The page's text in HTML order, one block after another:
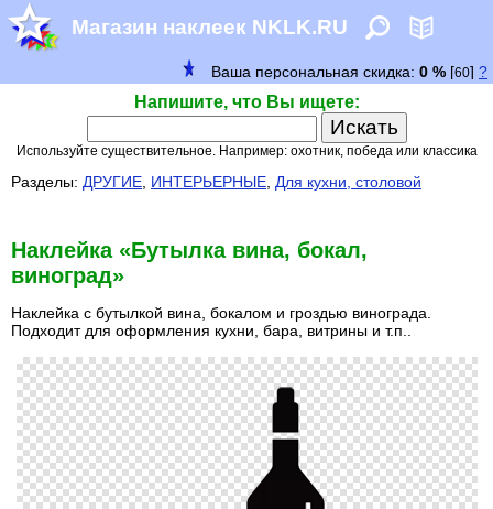
Магазин наклеек NKLK.RU
Напишите, что Вы ищете:
Используйте существительное. Например: охотник, победа или классика
Разделы: ДРУГИЕ ИНТЕРЬЕРНЫЕ Для кухни, столовой
Наклейка «Бутылка вина, бокал,
виноград»
Наклейка с бутылкой вина, бокалом и гроздью винограда.
Подходит для оформления кухни, бара, витрины и т.п..